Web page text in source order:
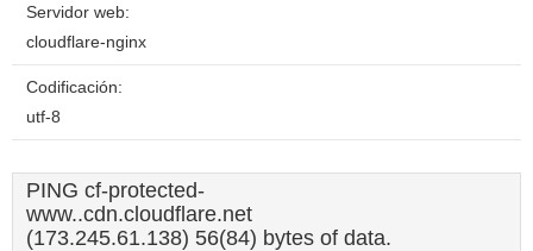
Servidor web:
cloudflare-nginx
Codificación:
utf-8
PING cf-protected-
www..cdn.cloudflare.net
(173.245.61.138) 56(84) bytes of data.